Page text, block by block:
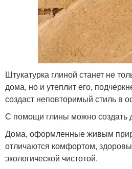
Штукатурка глиной станет не
дома, но и утеплит его,
создаст неповторимый стиль в
С помощи глины можно создать
Дома, оформленные живым
отличаются комфортом,
экологической чистотой.